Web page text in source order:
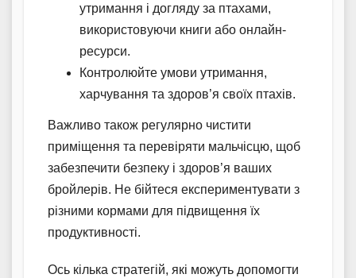
утримання і догляду за птахами,
використовуючи книги або онлайн-
ресурси.
Контролюйте умови утримання,
харчування та здоров’я своїх птахів.
Важливо також регулярно чистити
приміщення та перевіряти мальчісцю, щоб
забезпечити безпеку і здоров’я ваших
бройлерів. Не бійтеся експериментувати з
різними кормами для підвищення їх
продуктивності.
Ось кілька стратегій, які можуть допомогти